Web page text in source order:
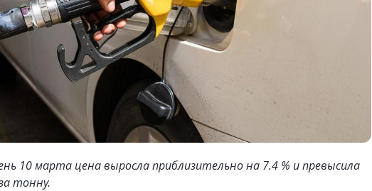
10 марта цена выросла приблизительно на 7.4 % и превысила
тонну.